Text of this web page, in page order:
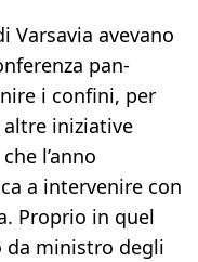
Varsavia avevano
pan-
i confini, per
altre iniziative
l’anno
a intervenire con
Proprio in quel
da ministro degli